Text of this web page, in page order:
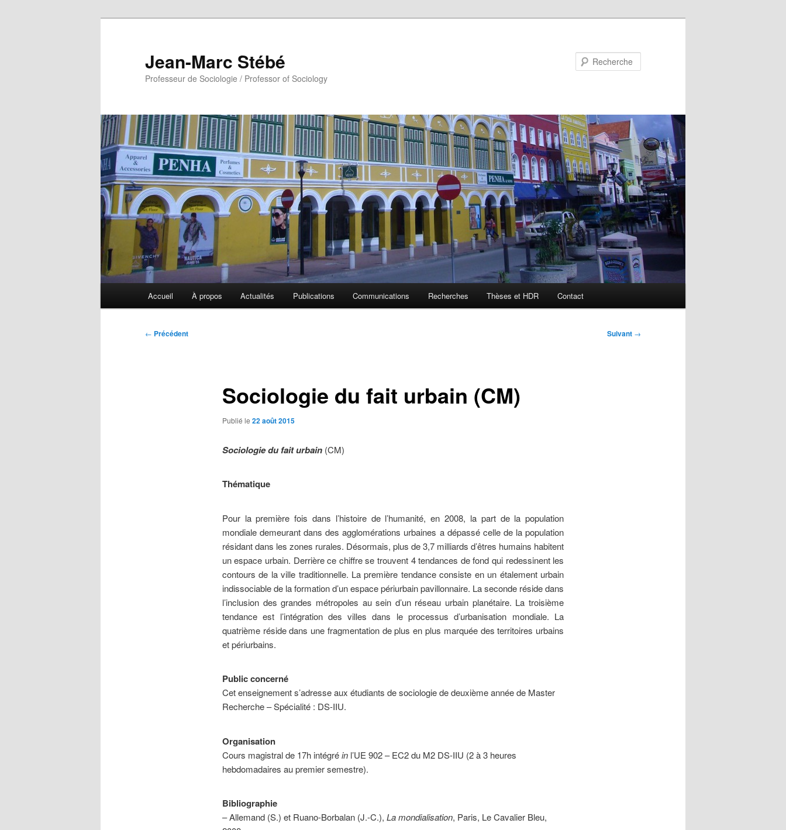
Jean-Marc Stébé
Professeur de Sociologie / Professor of Sociology
Accueil À propos Actualités Publications Communications Recherches Thèses et HDR Contact
Navigation
← Précédent Suivant →
Sociologie du fait urbain (CM)
Publié le 22 août 2015
Sociologie du fait urbain(CM)
Thématique
Pour la première fois dans l’histoire de l’humanité, en 2008, la part de la population
mondiale demeurant dans des agglomérations urbaines a dépassé celle de la population
résidant dans les zones rurales. Désormais, plus de 3,7 milliards d’êtres humains habitent
un espace urbain. Derrière ce chiffre se trouvent 4 tendances de fond qui redessinent les
contours de la ville traditionnelle. La première tendance consiste en un étalement urbain
indissociable de la formation d’un espace périurbain pavillonnaire. La seconde réside dans
l’inclusion des grandes métropoles au sein d’un réseau urbain planétaire. La troisième
tendance est l’intégration des villes dans le processus d’urbanisation mondiale. La
quatrième réside dans une fragmentation de plus en plus marquée des territoires urbains
et périurbains.
Public concerné
Cet enseignement s’adresse aux étudiants de sociologie de deuxième année de Master
Recherche – Spécialité : DS-IIU.
Organisation
Cours magistral de 17h intégréinl’UE 902 – EC2 du M2 DS-IIU (2 à 3 heures
hebdomadaires au premier semestre).
Bibliographie
– Allemand (S.) et Ruano-Borbalan (J.-C.), La mondialisation, Paris, Le Cavalier Bleu,